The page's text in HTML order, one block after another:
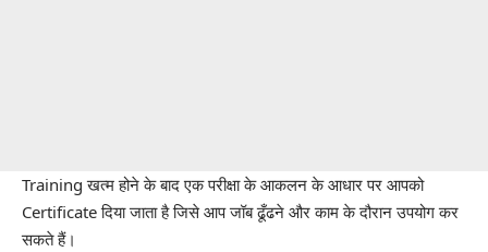
Training खत्म होने के बाद एक परीक्षा के आकलन के आधार पर आपको
Certificate दिया जाता है जिसे आप जॉब ढूँढने और काम के दौरान उपयोग कर
सकते हैं।